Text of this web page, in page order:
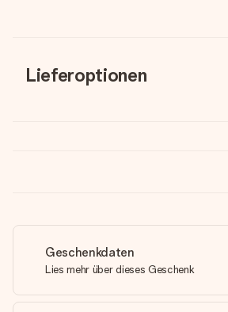
Lieferoptionen
Geschenkdaten
Lies mehr über dieses Geschenk